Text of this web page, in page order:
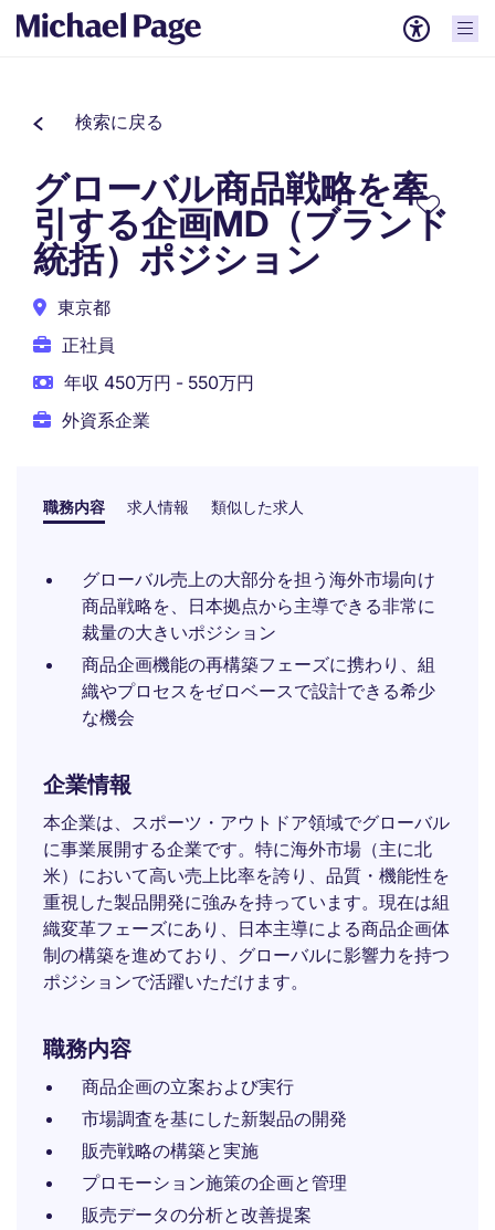
検索に戻る
グローバル商品戦略を牽
引する企画MD（ブランド
統括）ポジション
東京都
正社員
年収 450万円 - 550万円
外資系企業
職務内容 求人情報 類似した求人
グローバル売上の大部分を担う海外市場向け
商品戦略を、日本拠点から主導できる非常に
裁量の大きいポジション
商品企画機能の再構築フェーズに携わり、組
織やプロセスをゼロベースで設計できる希少
な機会
企業情報
本企業は、スポーツ・アウトドア領域でグローバル
に事業展開する企業です。特に海外市場（主に北
米）において高い売上比率を誇り、品質・機能性を
重視した製品開発に強みを持っています。現在は組
織変革フェーズにあり、日本主導による商品企画体
制の構築を進めており、グローバルに影響力を持つ
ポジションで活躍いただけます。
職務内容
商品企画の立案および実行
市場調査を基にした新製品の開発
販売戦略の構築と実施
プロモーション施策の企画と管理
販売データの分析と改善提案